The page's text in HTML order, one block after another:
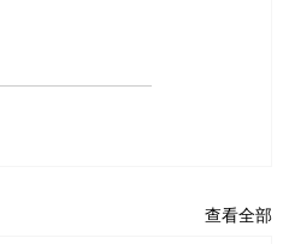
查看全部